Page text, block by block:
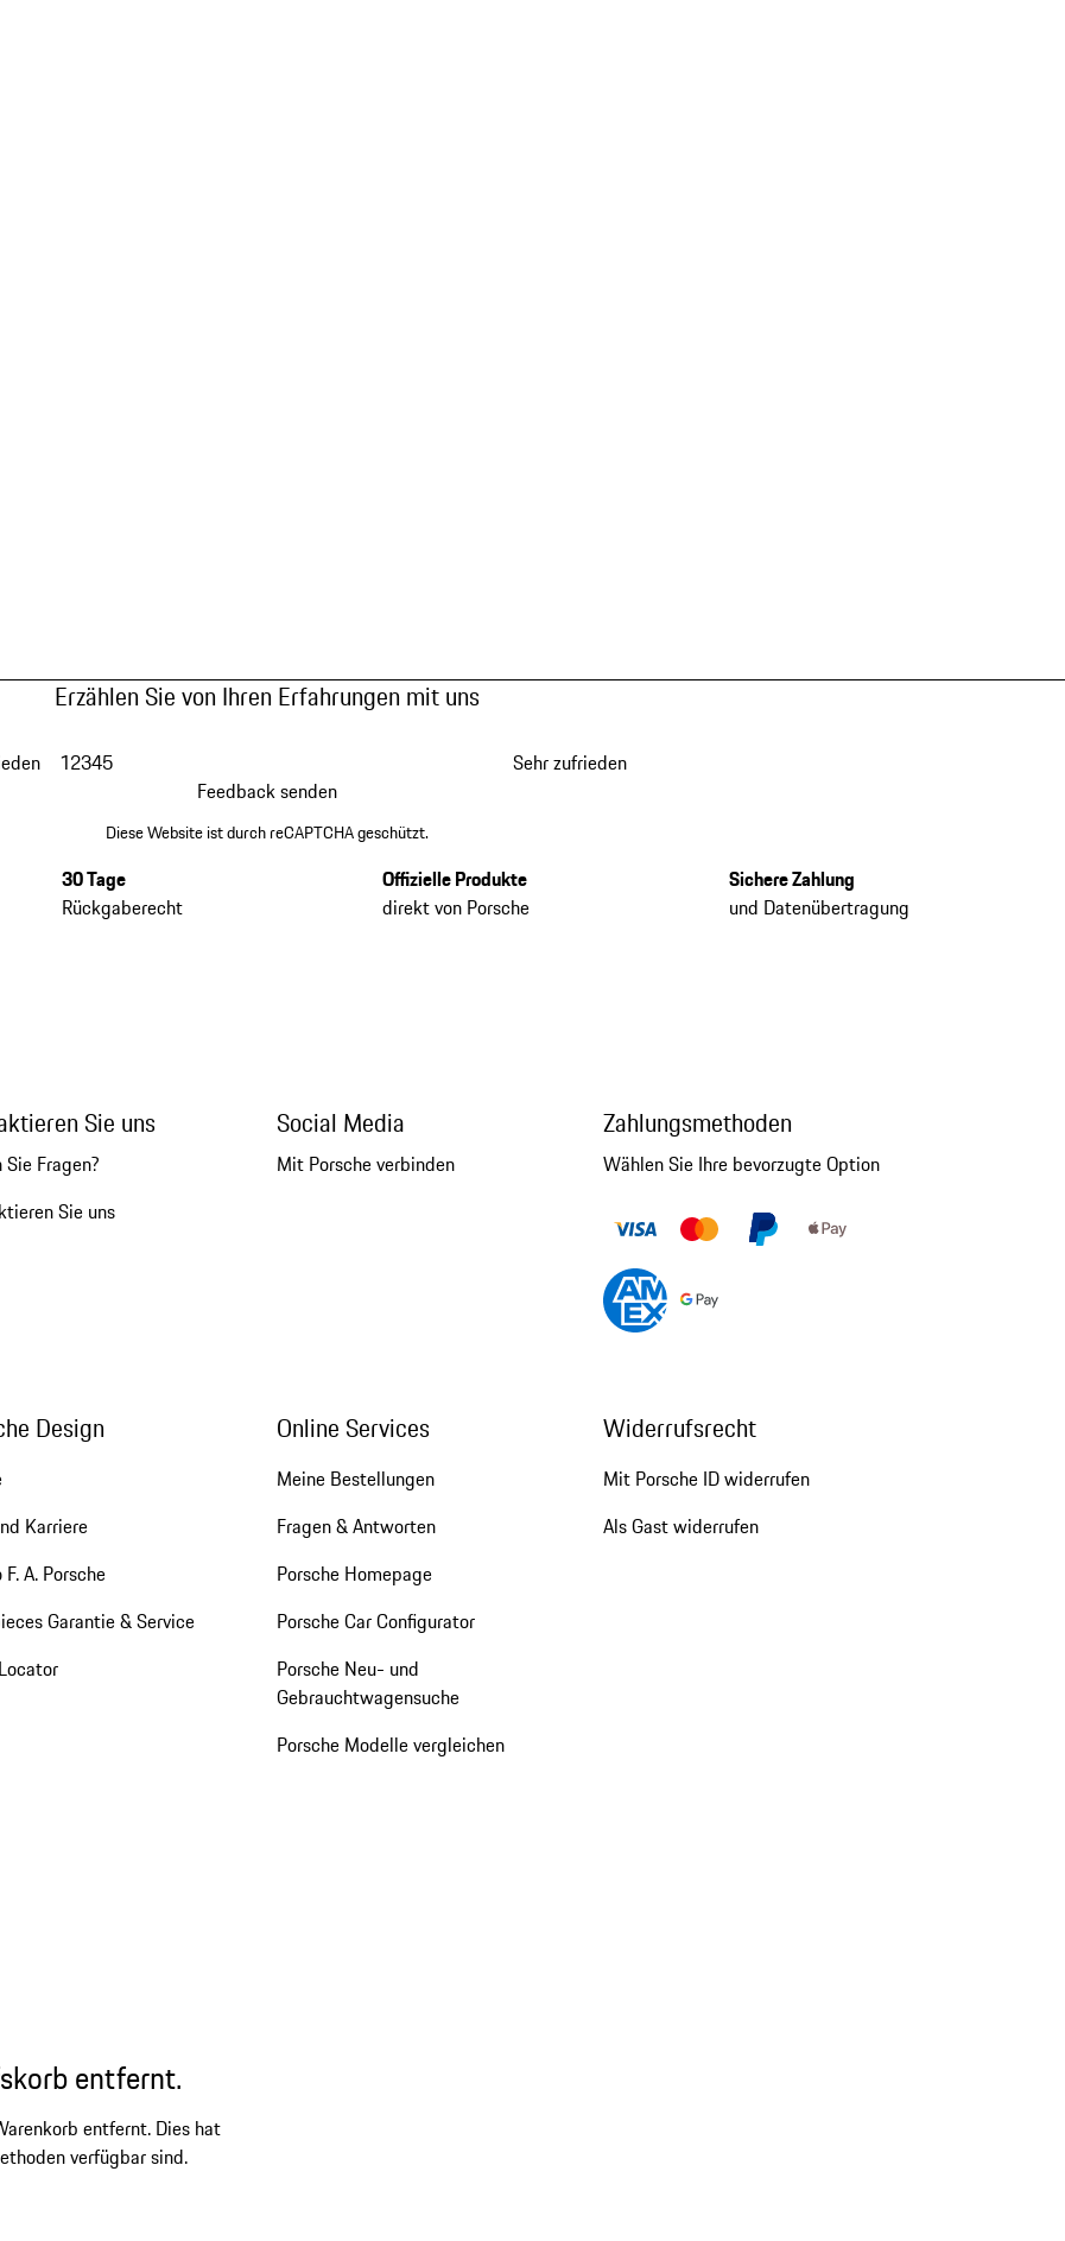
Erzählen Sie von Ihren Erfahrungen mit uns
12345
Sehr zufrieden
Feedback senden
Diese Website ist durch reCAPTCHA geschützt.
30 Tage
Rückgaberecht
Offizielle Produkte
direkt von Porsche
Sichere Zahlung
und Datenübertragung
Sie uns
Sie Fragen?
Sie uns
Social Media
Mit Porsche verbinden
Zahlungsmethoden
Wählen Sie Ihre bevorzugte Option
Design
Karriere
A. Porsche
Garantie & Service
Online Services
Meine Bestellungen
Fragen & Antworten
Porsche Homepage
Porsche Car Configurator
Porsche Neu- und
Gebrauchtwagensuche
Porsche Modelle vergleichen
Widerrufsrecht
Mit Porsche ID widerrufen
Als Gast widerrufen
entfernt.
entfernt. Dies hat
verfügbar sind.